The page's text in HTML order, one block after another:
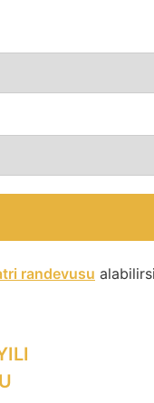
randevusu